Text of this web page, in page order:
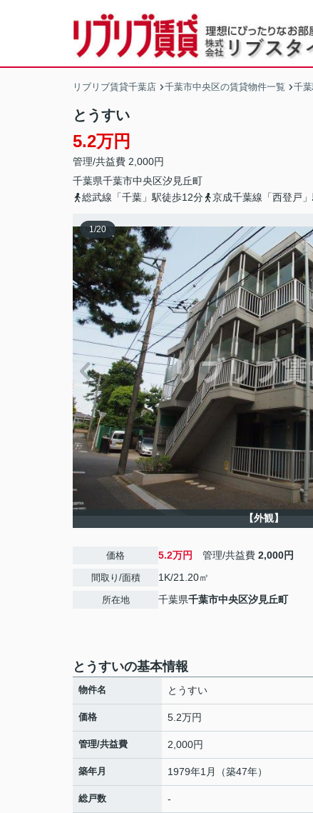
リブリブ賃貸千葉店 千葉市中央区の賃貸物件一覧 千
とうすい
5.2万円
管理/共益費 2,000円
千葉県千葉市中央区汐見丘町
総武線「千葉」駅徒歩12分
京成千葉線「西登戸
1/20
【外観】
価格 5.2万円 管理/共益費 2,000円
間取り/面積 1K/21.20㎡
所在地 千葉県千葉市中央区汐見丘町
とうすいの基本情報
物件名 とうすい
価格 5.2万円
管理/共益費 2,000円
築年月 1979年1月（築47年）
総戸数 -